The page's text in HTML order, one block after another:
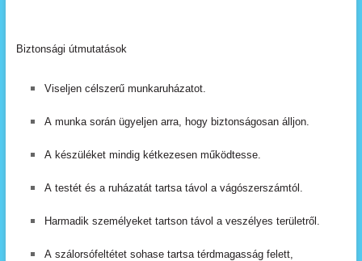
Biztonsági útmutatások
Viseljen célszerű munkaruházatot.
A munka során ügyeljen arra, hogy biztonságosan álljon.
A készüléket mindig kétkezesen működtesse.
A testét és a ruházatát tartsa távol a vágószerszámtól.
Harmadik személyeket tartson távol a veszélyes területről.
A szálorsófeltétet sohase tartsa térdmagasság felett,